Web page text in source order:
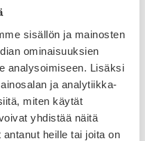
sisällön ja mainosten
ominaisuuksien
analysoimiseen. Lisäksi
ja analytiikka-
miten käytät
yhdistää näitä
heille tai joita on
maksa apteekissa
tuotteet